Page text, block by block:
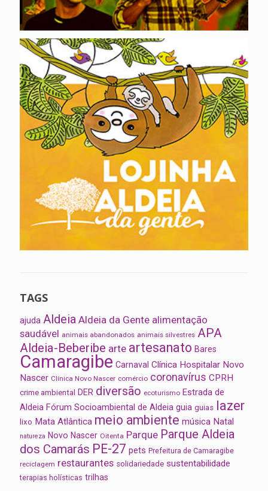
TAGS
ajuda Aldeia Aldeia da Gente alimentação
saudável animais abandonados animais silvestres APA
Aldeia-Beberibe arte artesanato Bares
Camaragibe Carnaval Clínica Hospitalar Novo
Nascer Clínica Novo Nascer comércio coronavírus CPRH
crime ambiental DER diversão ecoturismo Estrada de
Aldeia Fórum Socioambiental de Aldeia guia guias lazer
lixo Mata Atlântica meio ambiente música Natal
natureza Novo Nascer Oitenta Parque Parque Aldeia
dos Camarás PE-27 pets Prefeitura de Camaragibe
reciclagem restaurantes solidariedade sustentabilidade
terapias holísticas trilhas